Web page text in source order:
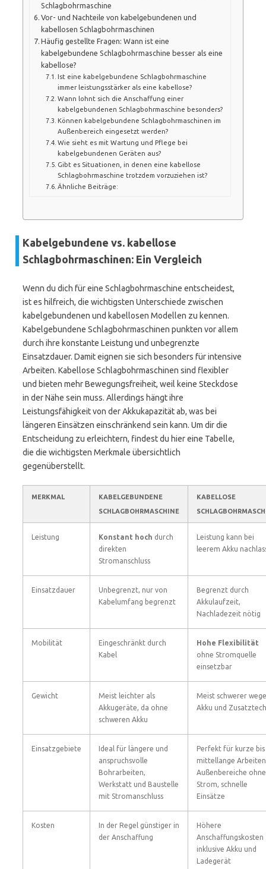
Schlagbohrmaschine
Vor- und Nachteile von kabelgebundenen und
kabellosen Schlagbohrmaschinen
Häufig gestellte Fragen: Wann ist eine
kabelgebundene Schlagbohrmaschine besser als eine
kabellose?
Ist eine kabelgebundene Schlagbohrmaschine
immer leistungsstärker als eine kabellose?
Wann lohnt sich die Anschaffung einer
kabelgebundenen Schlagbohrmaschine besonders?
Können kabelgebundene Schlagbohrmaschinen im
Außenbereich eingesetzt werden?
Wie sieht es mit Wartung und Pflege bei
kabelgebundenen Geräten aus?
Gibt es Situationen, in denen eine kabellose
Schlagbohrmaschine trotzdem vorzuziehen ist?
Ähnliche Beiträge:
Kabelgebundene vs. kabellose
Schlagbohrmaschinen: Ein Vergleich
Wenn du dich für eine Schlagbohrmaschine entscheidest,
ist es hilfreich, die wichtigsten Unterschiede zwischen
kabelgebundenen und kabellosen Modellen zu kennen.
Kabelgebundene Schlagbohrmaschinen punkten vor allem
durch ihre konstante Leistung und unbegrenzte
Einsatzdauer. Damit eignen sie sich besonders für intensive
Arbeiten. Kabellose Schlagbohrmaschinen sind flexibler
und bieten mehr Bewegungsfreiheit, weil keine Steckdose
in der Nähe sein muss. Allerdings hängt ihre
Leistungsfähigkeit von der Akkukapazität ab, was bei
längeren Einsätzen einschränkend sein kann. Um dir die
Entscheidung zu erleichtern, findest du hier eine Tabelle,
die die wichtigsten Merkmale übersichtlich
gegenüberstellt.
MERKMAL
KABELGEBUNDENE
SCHLAGBOHRMASCHINE
KABELLOSE
Leistung Konstant hoch durch
direkten
Stromanschluss
Leistung kann bei
leerem Akku
Einsatzdauer
Unbegrenzt, nur von
Kabelumfang begrenzt
Begrenzt durch
Akkulaufzeit,
Nachladezeit nötig
Mobilität
Eingeschränkt durch
Kabel
Hohe Flexibilität
ohne Stromquelle
einsetzbar
Gewicht
Meist leichter als
Akkugeräte, da ohne
schweren Akku
Meist schwerer
Akku und
Einsatzgebiete
Ideal für längere und
anspruchsvolle
Bohrarbeiten,
Werkstatt und Baustelle
mit Stromanschluss
Perfekt für kurze bis
mittellange
Außenbereiche ohne
Strom, schnelle
Einsätze
Kosten
In der Regel günstiger in
der Anschaffung
Höhere
Anschaffungskosten
inklusive Akku und
Ladegerät